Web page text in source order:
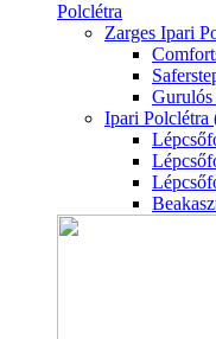
Polclétra
Zarges Ipari
Gurulós
Ipari Polclétra